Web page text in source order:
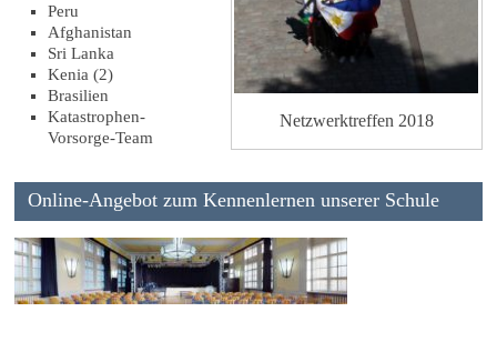
Netzwerktreffen 2018
Peru
Afghanistan
Sri Lanka
Kenia (2)
Brasilien
Katastrophen-
Vorsorge-Team
Online-Angebot zum Kennenlernen unserer Schule